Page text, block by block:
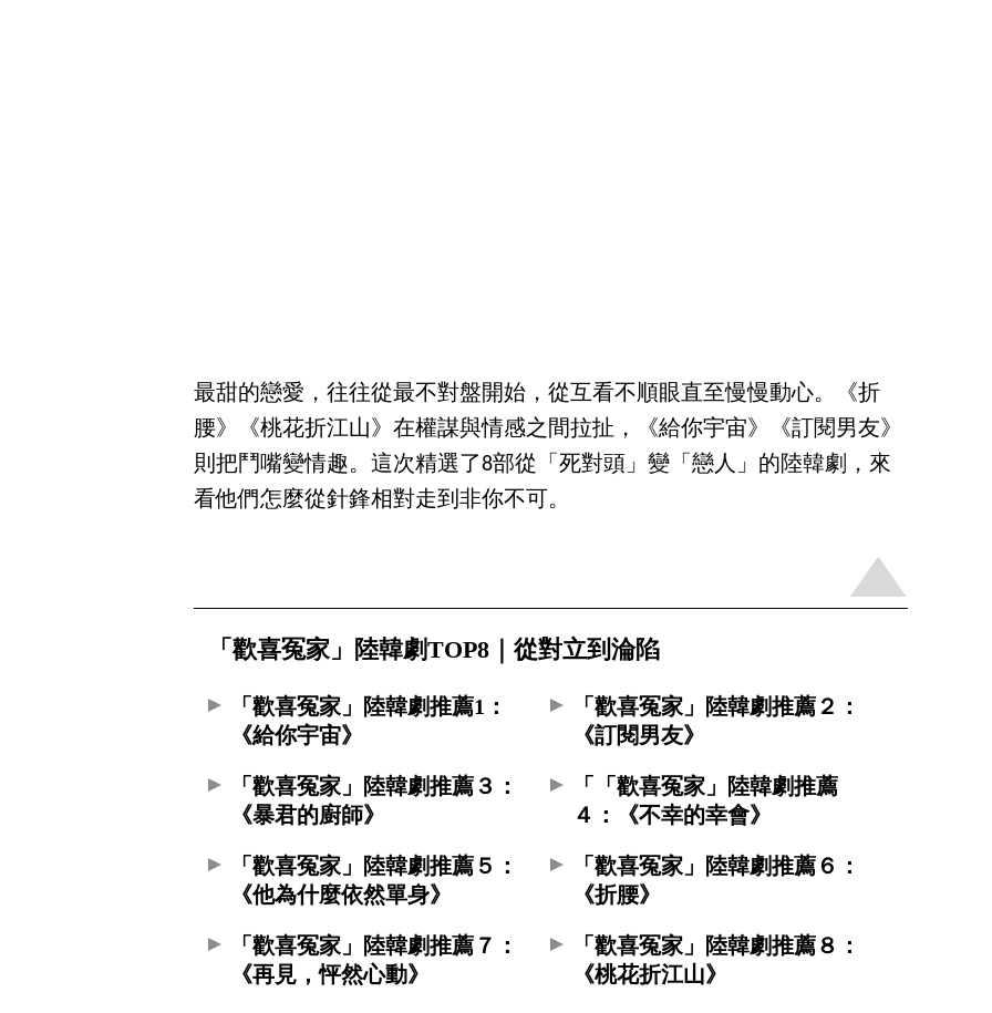
最甜的戀愛，往往從最不對盤開始，從互看不順眼直至慢慢動心。《折
腰》《桃花折江山》在權謀與情感之間拉扯，《給你宇宙》《訂閱男友》
則把鬥嘴變情趣。這次精選了8部從「死對頭」變「戀人」的陸韓劇，來
看他們怎麼從針鋒相對走到非你不可。
「歡喜冤家」陸韓劇TOP8｜從對立到淪陷
「歡喜冤家」陸韓劇推薦1：
《給你宇宙》
「歡喜冤家」陸韓劇推薦２：
《訂閱男友》
「歡喜冤家」陸韓劇推薦３：
《暴君的廚師》
「「歡喜冤家」陸韓劇推薦
４：《不幸的幸會》
「歡喜冤家」陸韓劇推薦５：
《他為什麼依然單身》
「歡喜冤家」陸韓劇推薦６：
《折腰》
「歡喜冤家」陸韓劇推薦７：
《再見，怦然心動》
「歡喜冤家」陸韓劇推薦８：
《桃花折江山》